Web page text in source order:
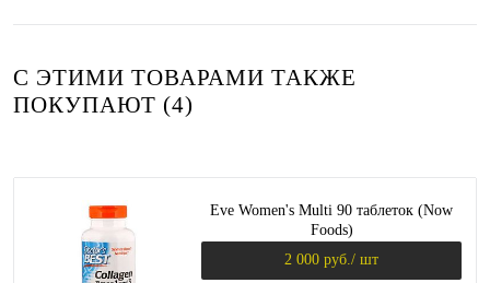
С ЭТИМИ ТОВАРАМИ ТАКЖЕ
ПОКУПАЮТ (4)
Eve Women's Multi 90 таблеток (Now
Foods)
2 000 руб./ шт